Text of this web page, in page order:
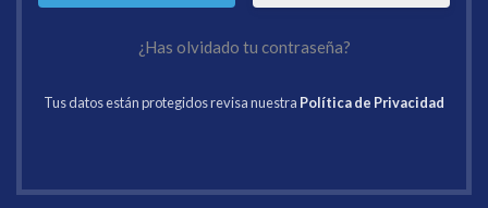
¿Has olvidado tu contraseña?
Tus datos están protegidos revisa nuestra Política de Privacidad